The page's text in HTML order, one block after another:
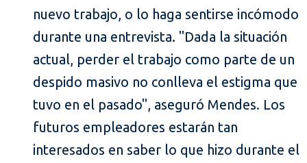
nuevo trabajo, o lo haga sentirse incómodo
durante una entrevista. "Dada la situación
actual, perder el trabajo como parte de un
despido masivo no conlleva el estigma que
tuvo en el pasado", aseguró Mendes. Los
futuros empleadores estarán tan
interesados en saber lo que hizo durante el